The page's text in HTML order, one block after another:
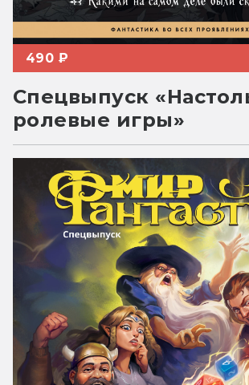
490 ₽
Спецвыпуск
ролевые игры»